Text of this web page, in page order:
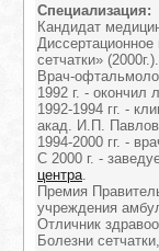
Специализация:
Кандидат
сетчатки» (2000г.).
Врач-
1992 г. - окончил
1992-1994 гг. -
акад. И.П.
1994-2000 гг. -
С 2000 г. -
центра
Премия
учреждения
Отличник
Болезни